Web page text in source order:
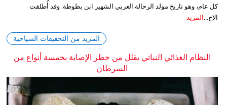
كل عام، وهو تاريخ مولد الرحالة العربي الشهير ابن بطوطة. وقد أُطلقت
الاح... المزيد
المزيد من التحقيقات السياحية
النظام الغذائي النباتي يقلل من خطر الإصابة بخمسة أنواع من
السرطان